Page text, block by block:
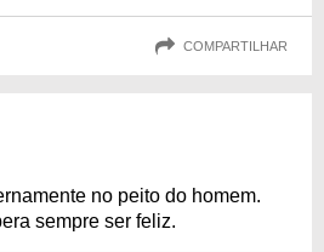
COMPARTILHAR
no peito do homem.
sempre ser feliz.